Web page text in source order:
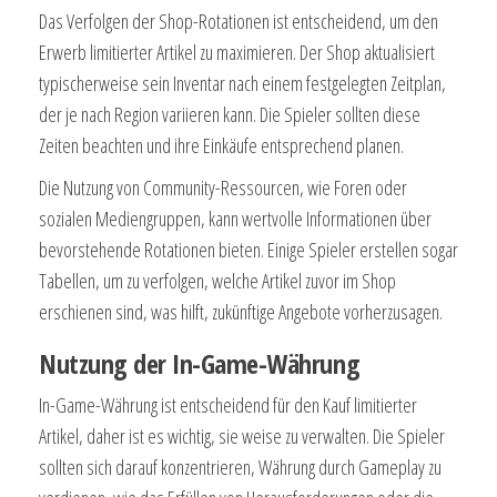
Das Verfolgen der Shop-Rotationen ist entscheidend, um den
Erwerb limitierter Artikel zu maximieren. Der Shop aktualisiert
typischerweise sein Inventar nach einem festgelegten Zeitplan,
der je nach Region variieren kann. Die Spieler sollten diese
Zeiten beachten und ihre Einkäufe entsprechend planen.
Die Nutzung von Community-Ressourcen, wie Foren oder
sozialen Mediengruppen, kann wertvolle Informationen über
bevorstehende Rotationen bieten. Einige Spieler erstellen sogar
Tabellen, um zu verfolgen, welche Artikel zuvor im Shop
erschienen sind, was hilft, zukünftige Angebote vorherzusagen.
Nutzung der In-Game-Währung
In-Game-Währung ist entscheidend für den Kauf limitierter
Artikel, daher ist es wichtig, sie weise zu verwalten. Die Spieler
sollten sich darauf konzentrieren, Währung durch Gameplay zu